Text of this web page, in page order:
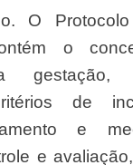
o
gestação,
de
e
e